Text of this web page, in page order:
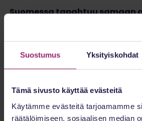
Suostumus Yksityiskohdat
Tämä sivusto käyttää evästeitä
Käytämme evästeitä tarjoamamme
räätälöimiseen, sosiaalisen median
Suomessa tapahtuu samaan
Suomessa valmistellaan
mahdollistaa teknologia-
arvioinnin
lääkinnällistä laitetta, joka voi
[7]